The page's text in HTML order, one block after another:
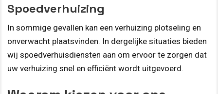
Spoedverhuizing
In sommige gevallen kan een verhuizing plotseling en
onverwacht plaatsvinden. In dergelijke situaties bieden
wij spoedverhuisdiensten aan om ervoor te zorgen dat
uw verhuizing snel en efficiënt wordt uitgevoerd.